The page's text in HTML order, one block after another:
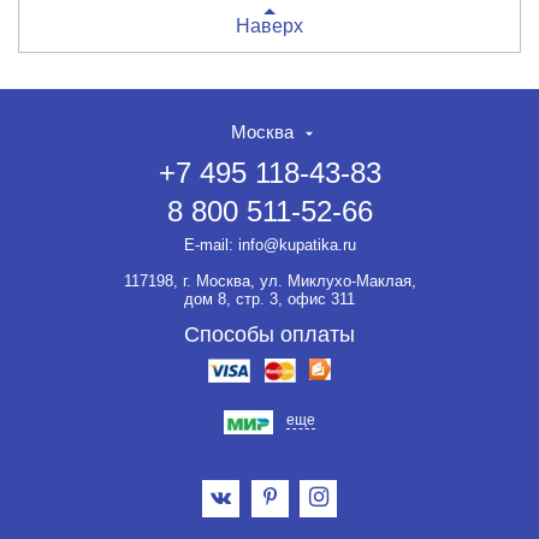
Наверх
Москва
+7 495 118-43-83
8 800 511-52-66
E-mail: info@kupatika.ru
117198, г. Москва, ул. Миклухо-Маклая,
дом 8, стр. 3, офис 311
Способы оплаты
еще